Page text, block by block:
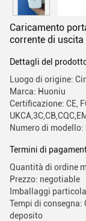
Caricamento
corrente di uscita
Dettagli del
Luogo di origine:
Marca: Huoniu
Certificazione: CE,
Numero di modello:
Termini di
Quantità di ordine
Prezzo: negotiable
Imballaggi
Tempi di
deposito